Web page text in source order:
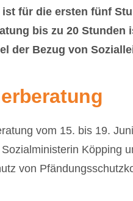
für die ersten fünf
bis zu 20 Stunden
der Bezug von
vom 15. bis 19.
Köpping
von